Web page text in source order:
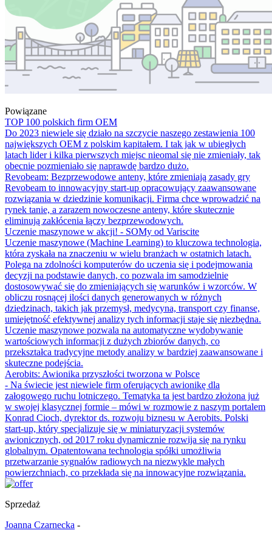
Powiązane
TOP 100 polskich firm OEM
Do 2023 niewiele się działo na szczycie naszego zestawienia 100
największych OEM z polskim kapitałem. I tak jak w ubiegłych
latach lider i kilka pierwszych miejsc nieomal się nie zmieniały, tak
obecnie pozmieniało się naprawdę bardzo dużo.
Revobeam: Bezprzewodowe anteny, które zmieniają zasady gry
Revobeam to innowacyjny start-up opracowujący zaawansowane
rozwiązania w dziedzinie komunikacji. Firma chce wprowadzić na
rynek tanie, a zarazem nowoczesne anteny, które skutecznie
eliminują zakłócenia łączy bezprzewodowych.
Uczenie maszynowe w akcji! - SOMy od Variscite
Uczenie maszynowe (Machine Learning) to kluczowa technologia,
która zyskała na znaczeniu w wielu branżach w ostatnich latach.
Polega na zdolności komputerów do uczenia się i podejmowania
decyzji na podstawie danych, co pozwala im samodzielnie
dostosowywać się do zmieniających się warunków i wzorców. W
obliczu rosnącej ilości danych generowanych w różnych
dziedzinach, takich jak przemysł, medycyna, transport czy finanse,
umiejętność efektywnej analizy tych informacji staje się niezbędna.
Uczenie maszynowe pozwala na automatyczne wydobywanie
wartościowych informacji z dużych zbiorów danych, co
przekształca tradycyjne metody analizy w bardziej zaawansowane i
skuteczne podejścia.
Aerobits: Awionika przyszłości tworzona w Polsce
- Na świecie jest niewiele firm oferujących awionikę dla
załogowego ruchu lotniczego. Tematyka ta jest bardzo złożona już
w swojej klasycznej formie – mówi w rozmowie z naszym portalem
Konrad Cioch, dyrektor ds. rozwoju biznesu w Aerobits. Polski
start-up, który specjalizuje się w miniaturyzacji systemów
awionicznych, od 2017 roku dynamicznie rozwija się na rynku
globalnym. Opatentowana technologia spółki umożliwia
przetwarzanie sygnałów radiowych na niezwykle małych
powierzchniach, co przekłada się na innowacyjne rozwiązania.
Sprzedaż
Joanna Czarnecka -